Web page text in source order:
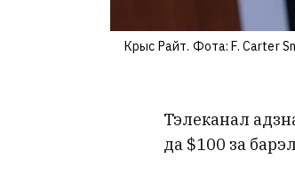
Крыс Райт. Фота: F. Carter
Тэлеканал
да $100 за